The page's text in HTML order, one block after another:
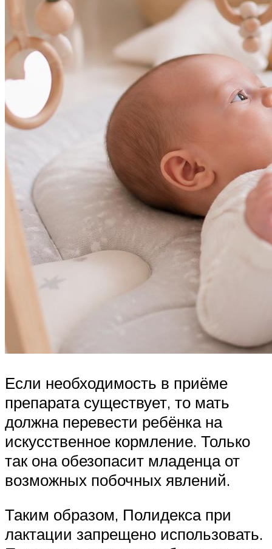
Если необходимость в приёме
препарата существует, то мать
должна перевести ребёнка на
искусственное кормление. Только
так она обезопасит младенца от
возможных побочных явлений.
Таким образом, Полидекса при
лактации запрещено использовать.